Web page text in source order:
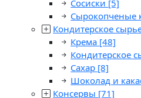
Сосиски [5]
Сырокопченые
Кондитерское
Крема [48]
Кондитерское
Сахар [8]
Шоколад и
Консервы [71]